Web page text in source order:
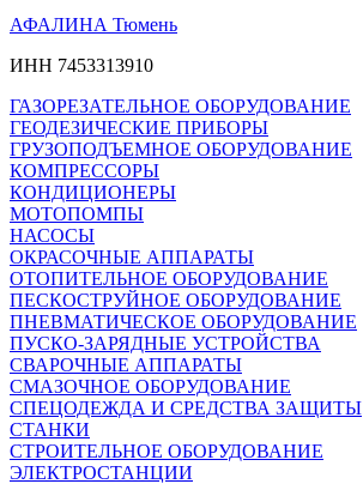
АФАЛИНА Тюмень
ИНН 7453313910
ГАЗОРЕЗАТЕЛЬНОЕ ОБОРУДОВАНИЕ
ГЕОДЕЗИЧЕСКИЕ ПРИБОРЫ
ГРУЗОПОДЪЕМНОЕ ОБОРУДОВАНИЕ
КОМПРЕССОРЫ
КОНДИЦИОНЕРЫ
МОТОПОМПЫ
НАСОСЫ
ОКРАСОЧНЫЕ АППАРАТЫ
ОТОПИТЕЛЬНОЕ ОБОРУДОВАНИЕ
ПЕСКОСТРУЙНОЕ ОБОРУДОВАНИЕ
ПНЕВМАТИЧЕСКОЕ ОБОРУДОВАНИЕ
ПУСКО-ЗАРЯДНЫЕ УСТРОЙСТВА
СВАРОЧНЫЕ АППАРАТЫ
СМАЗОЧНОЕ ОБОРУДОВАНИЕ
СПЕЦОДЕЖДА И СРЕДСТВА ЗАЩИТЫ
СТАНКИ
СТРОИТЕЛЬНОЕ ОБОРУДОВАНИЕ
ЭЛЕКТРОСТАНЦИИ